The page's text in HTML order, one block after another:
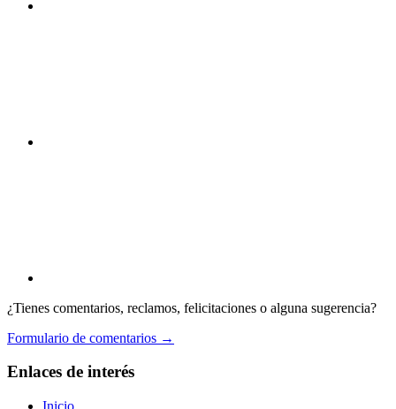
¿Tienes comentarios, reclamos, felicitaciones o alguna sugerencia?
Formulario de comentarios →
Enlaces de interés
Inicio